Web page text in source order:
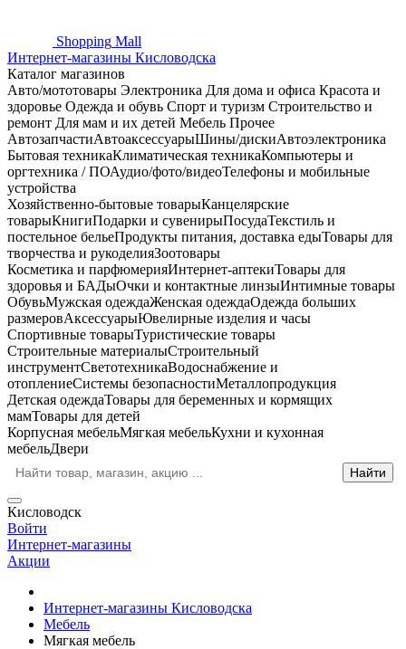
Shopping Mall
Интернет-магазины Кисловодска
Каталог магазинов
Авто/мототовары Электроника Для дома и офиса Красота и
здоровье Одежда и обувь Спорт и туризм Строительство и
ремонт Для мам и их детей Мебель Прочее
АвтозапчастиАвтоаксессуарыШины/дискиАвтоэлектроника
Бытовая техникаКлиматическая техникаКомпьютеры и
оргтехника / ПОАудио/фото/видеоТелефоны и мобильные
устройства
Хозяйственно-бытовые товарыКанцелярские
товарыКнигиПодарки и сувенирыПосудаТекстиль и
постельное бельеПродукты питания, доставка едыТовары для
творчества и рукоделияЗоотовары
Косметика и парфюмерияИнтернет-аптекиТовары для
здоровья и БАДыОчки и контактные линзыИнтимные товары
ОбувьМужская одеждаЖенская одеждаОдежда больших
размеровАксессуарыЮвелирные изделия и часы
Спортивные товарыТуристические товары
Строительные материалыСтроительный
инструментСветотехникаВодоснабжение и
отоплениеСистемы безопасностиМеталлопродукция
Детская одеждаТовары для беременных и кормящих
мамТовары для детей
Корпусная мебельМягкая мебельКухни и кухонная
мебельДвери
Кисловодск
Войти
Интернет-магазины
Акции
Интернет-магазины Кисловодска
Мебель
Мягкая мебель